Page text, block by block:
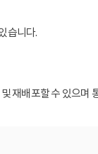
습니다.
재배포할 수 있으며